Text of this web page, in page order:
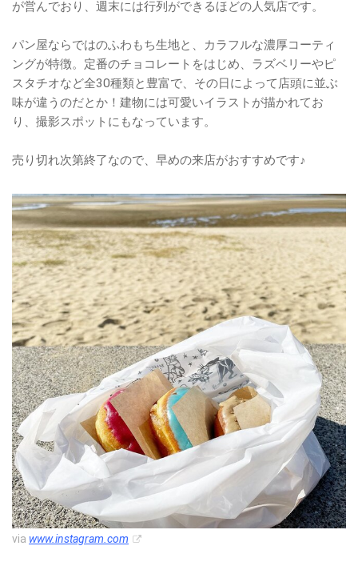
が営んでおり、週末には行列ができるほどの人気店です。
パン屋ならではのふわもち生地と、カラフルな濃厚コーティ
ングが特徴。定番のチョコレートをはじめ、ラズベリーやピ
スタチオなど全30種類と豊富で、その日によって店頭に並ぶ
味が違うのだとか！建物には可愛いイラストが描かれてお
り、撮影スポットにもなっています。
売り切れ次第終了なので、早めの来店がおすすめです♪
via www.instagram.com